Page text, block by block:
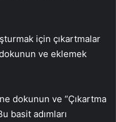
için çıkartmalar
ve eklemek
dokunun ve “Çıkartma
basit adımları